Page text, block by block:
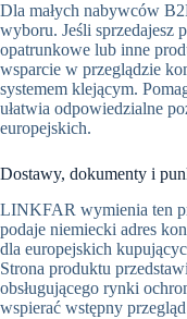
Dla małych nabywców
wyboru. Jeśli sprzedajesz
opatrunkowe lub inne
wsparcie w przeglądzie
systemem klejącym.
ułatwia odpowiedzialne
europejskich.
Dostawy, dokumenty i
LINKFAR wymienia ten
podaje niemiecki adres
dla europejskich
Strona produktu
obsługującego rynki
wspierać wstępny